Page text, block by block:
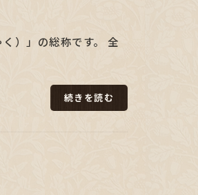
）」の総称です。 全
続きを読む